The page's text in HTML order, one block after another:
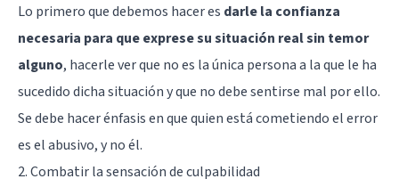
Lo primero que debemos hacer es darle la confianza
necesaria para que exprese su situación real sin temor
alguno, hacerle ver que no es la única persona a la que le ha
sucedido dicha situación y que no debe sentirse mal por ello.
Se debe hacer énfasis en que quien está cometiendo el error
es el abusivo, y no él.
2. Combatir la sensación de culpabilidad